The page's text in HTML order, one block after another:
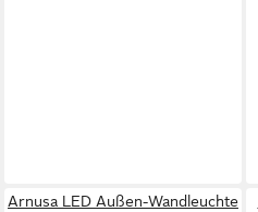
Arnusa LED Außen-Wandleuchte